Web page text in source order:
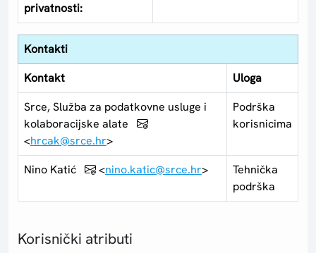
privatnosti:
Kontakti
Kontakt
Uloga
Srce, Služba za podatkovne usluge i
kolaboracijske alate
<hrcak@srce.hr>
Podrška
korisnicima
Nino Katić <nino.katic@srce.hr>
Tehnička
podrška
Korisnički atributi